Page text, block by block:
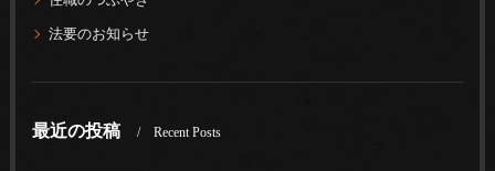
法要のお知らせ
最近の投稿 Recent Posts